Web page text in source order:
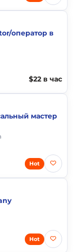
оператор в
$22 в час
мастер
Hot
Hot